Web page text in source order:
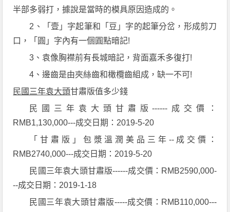
半部多弱打，據說是當時的模具原因造成的。
2、「壹」字起筆和「豆」字的起筆分岔，形成剪刀
口，「圓」字內有一個圓點暗記!
3、袁像胸襟前有長城暗記，背面嘉禾多復打!
4、邊齒是由夾絲齒和橄欖齒組成，缺一不可!
民國三年袁大頭甘肅版值多少錢
民國三年袁大頭甘肅版------成交價：
RMB1,130,000---成交日期：2019-5-20
「甘肅版」包漿溫潤美品三年--成交價：
RMB2740,000---成交日期：2019-5-20
民國三年袁大頭甘肅版------成交價：RMB2590,000-
--成交日期：2019-1-18
民國三年袁大頭甘肅版-----成交價：RMB110,000---